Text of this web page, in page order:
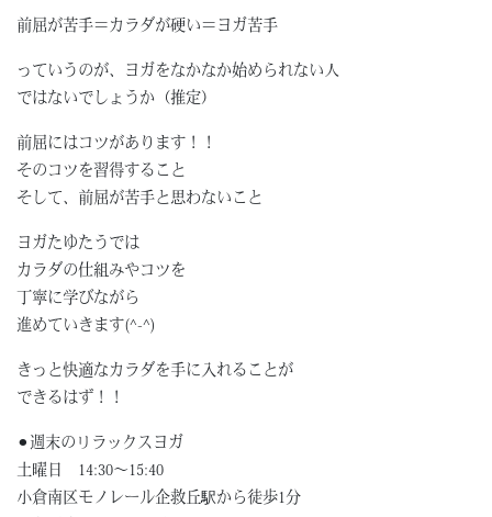
前屈が苦手＝カラダが硬い＝ヨガ苦手
っていうのが、ヨガをなかなか始められない人
ではないでしょうか（推定）
前屈にはコツがあります！！
そのコツを習得すること
そして、前屈が苦手と思わないこと
ヨガたゆたうでは
カラダの仕組みやコツを
丁寧に学びながら
進めていきます(^-^)
きっと快適なカラダを手に入れることが
できるはず！！
⚫︎週末のリラックスヨガ
土曜日 14:30〜15:40
小倉南区モノレール企救丘駅から徒歩1分